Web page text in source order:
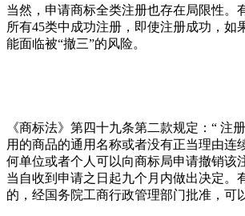
当然，申请商标全类注册也存在局限性。
所有45类中成功注册，即使注册成功，如
能面临被“撤三”的风险。
《商标法》第四十九条第二款规定：“ 注
用的商品的通用名称或者没有正当理由连
何单位或者个人可以向商标局申请撤销该
当自收到申请之日起九个月内做出决定。
的，经国务院工商行政管理部门批准，可